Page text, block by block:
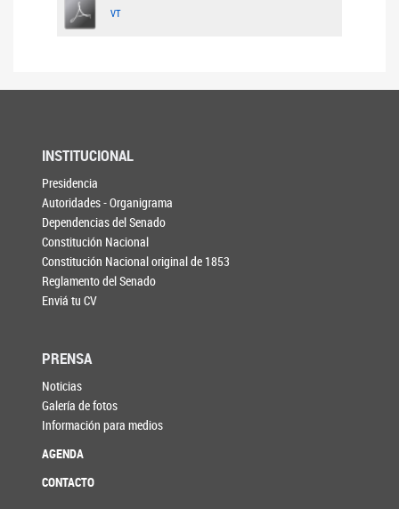
VT
INSTITUCIONAL
Presidencia
Autoridades - Organigrama
Dependencias del Senado
Constitución Nacional
Constitución Nacional original de 1853
Reglamento del Senado
Enviá tu CV
PRENSA
Noticias
Galería de fotos
Información para medios
AGENDA
CONTACTO